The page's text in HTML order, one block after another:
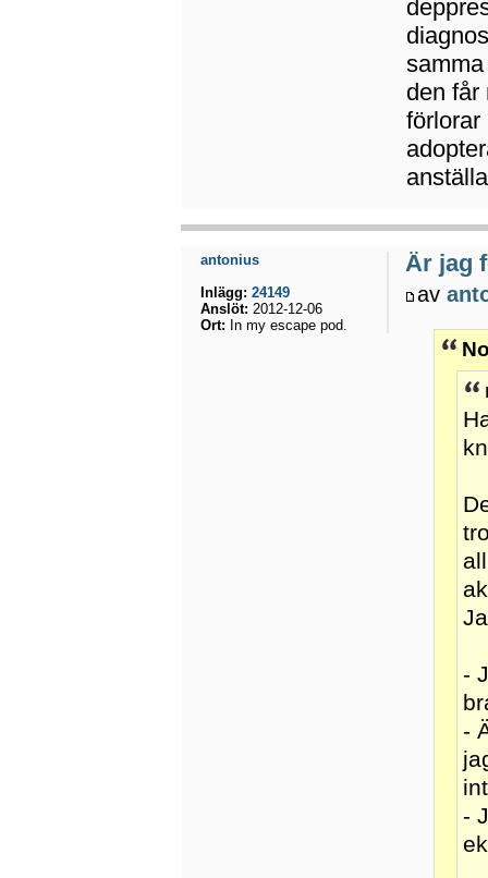
den får
förlorar
Är jag
av
-
-
-
antonius
Inlägg: 24149
Anslöt: 2012-12-06
Ort: In my escape pod.